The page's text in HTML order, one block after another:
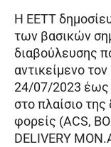
Η ΕΕΤΤ
των βασικών
διαβούλευσης
αντικείμενο
24/07/2023 έως
στο πλαίσιο
φορείς (ACS,
DELIVERY